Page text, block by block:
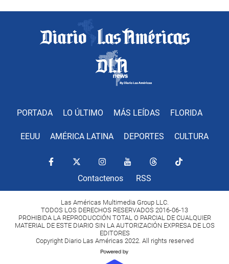
PORTADA LO ÚLTIMO MÁS LEÍDAS FLORIDA
EEUU AMÉRICA LATINA DEPORTES CULTURA
Contactenos RSS
Las Américas Multimedia Group LLC.
TODOS LOS DERECHOS RESERVADOS 2016-06-13
PROHIBIDA LA REPRODUCCIÓN TOTAL O PARCIAL DE CUALQUIER
MATERIAL DE ESTE DIARIO SIN LA AUTORIZACIÓN EXPRESA DE LOS
EDITORES
Copyright Diario Las Américas 2022. All rights reserved